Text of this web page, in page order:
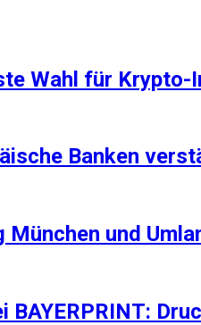
Wahl für Krypto-
Banken
München und
BAYERPRINT: